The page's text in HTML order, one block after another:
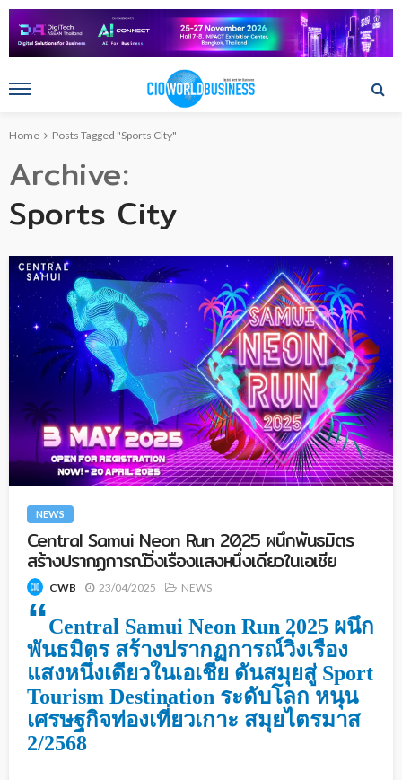
Home Posts Tagged "Sports City"
Archive
Sports City
NEWS
Central Samui Neon Run 2025 ผนึกพันธมิตร
สร้างปรากฏการณ์วิ่งเรืองแสงหนึ่งเดียวในเอเชีย
CWB 23/04/2025 NEWS
“Central Samui Neon Run 2025 ผนึก
พันธมิตร สร้างปรากฏการณ์วิ่งเรือง
แสงหนึ่งเดียวในเอเชีย ดันสมุยสู่ Sport
Tourism Destination ระดับโลก หนุน
เศรษฐกิจท่องเที่ยวเกาะ สมุยไตรมาส
2/2568